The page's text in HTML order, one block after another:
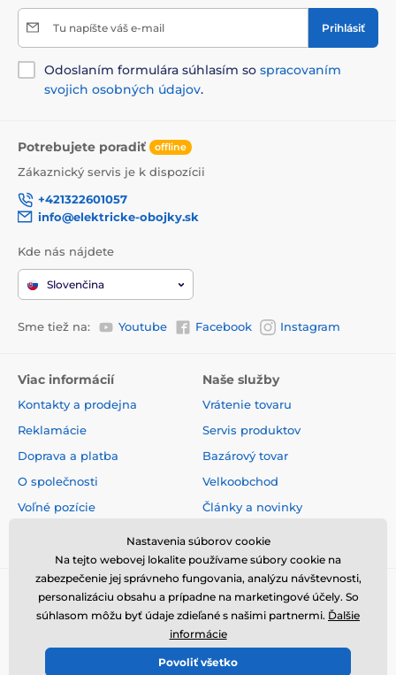
Tu napíšte váš e-mail Prihlásiť
Odoslaním formulára súhlasím so spracovaním
svojich osobných údajov.
Potrebujete poradiť offline
Zákaznický servis je k dispozícii
+421322601057
info@elektricke-obojky.sk
Kde nás nájdete
Slovenčina
Sme tiež na: Youtube Facebook Instagram
Viac informácií
Kontakty a prodejna
Reklamácie
Doprava a platba
O společnosti
Voľné pozície
Naše služby
Vrátenie tovaru
Servis produktov
Bazárový tovar
Velkoobchod
Články a novinky
© 2026 www.elektricke-obojky.sk ⦁ E-shop vytvorila
Nastavenia súborov cookie
Na tejto webovej lokalite používame súbory cookie na
zabezpečenie jej správneho fungovania, analýzu návštevnosti,
personalizáciu obsahu a prípadne na marketingové účely. So
súhlasom môžu byť údaje zdieľané s našimi partnermi. Ďalšie
informácie
Povoliť všetko